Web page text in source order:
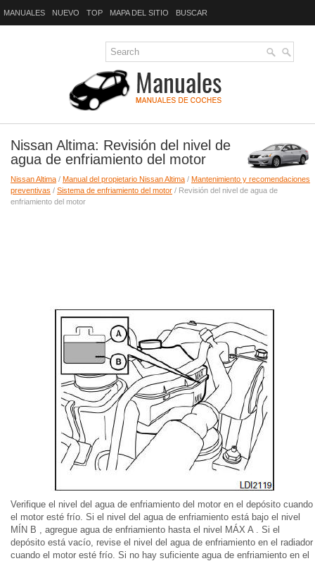
MANUALES NUEVO TOP MAPA DEL SITIO BUSCAR
Nissan Altima: Revisión del nivel de
agua de enfriamiento del motor
Nissan Altima / Manual del propietario Nissan Altima / Mantenimiento y recomendaciones
preventivas / Sistema de enfriamiento del motor / Revisión del nivel de agua de
enfriamiento del motor
Verifique el nivel del agua de enfriamiento del motor en el depósito cuando
el motor esté frío. Si el nivel del agua de enfriamiento está bajo el nivel
MÍN B , agregue agua de enfriamiento hasta el nivel MÁX A . Si el
depósito está vacío, revise el nivel del agua de enfriamiento en el radiador
cuando el motor esté frío. Si no hay suficiente agua de enfriamiento en el